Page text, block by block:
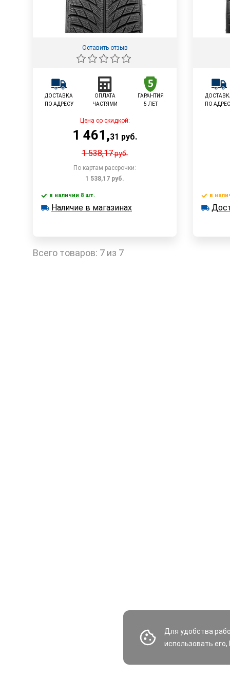
Для удобства
использовать
Оставить отзыв
ДОСТАВКА
ПО АДРЕСУ
ОПЛАТА
ЧАСТЯМИ
ГАРАНТИЯ
5 ЛЕТ
Цена со скидкой:
1 461 ,31 руб.
1 538,17руб.
По картам рассрочки:
1 538,17 руб.
В корзину
в наличии 8 шт.
в наличии 8 шт.
Наличие в магазинах
ПО
в
в
Всего товаров: 7 из 7